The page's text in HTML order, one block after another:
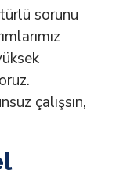
sorunu
çalışsın,